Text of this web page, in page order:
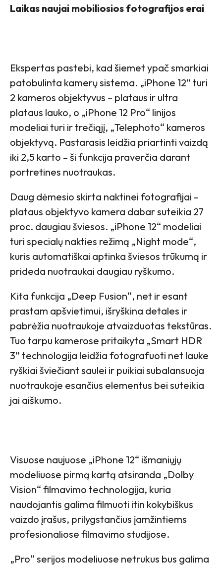
Laikas naujai mobiliosios fotografijos erai
Ekspertas pastebi, kad šiemet ypač smarkiai
patobulinta kamerų sistema. „iPhone 12” turi
2 kameros objektyvus – plataus ir ultra
plataus lauko, o „iPhone 12 Pro“ linijos
modeliai turi ir trečiąjį, „Telephoto“ kameros
objektyvą. Pastarasis leidžia priartinti vaizdą
iki 2,5 karto – ši funkcija praverčia darant
portretines nuotraukas.
Daug dėmesio skirta naktinei fotografijai –
plataus objektyvo kamera dabar suteikia 27
proc. daugiau šviesos. „iPhone 12“ modeliai
turi specialų nakties režimą „Night mode“,
kuris automatiškai aptinka šviesos trūkumą ir
prideda nuotraukai daugiau ryškumo.
Kita funkcija „Deep Fusion“, net ir esant
prastam apšvietimui, išryškina detales ir
pabrėžia nuotraukoje atvaizduotas tekstūras.
Tuo tarpu kamerose pritaikyta „Smart HDR
3” technologija leidžia fotografuoti net lauke
ryškiai šviečiant saulei ir puikiai subalansuoja
nuotraukoje esančius elementus bei suteikia
jai aiškumo.
Visuose naujuose „iPhone 12“ išmaniųjų
modeliuose pirmą kartą atsiranda „Dolby
Vision“ filmavimo technologija, kuria
naudojantis galima filmuoti itin kokybiškus
vaizdo įrašus, prilygstančius įamžintiems
profesionaliose filmavimo studijose.
„Pro“ serijos modeliuose netrukus bus galima